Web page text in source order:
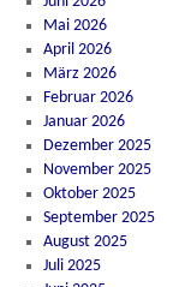
Mai 2026
April 2026
März 2026
Februar 2026
Januar 2026
Dezember 2025
November 2025
Oktober 2025
September 2025
August 2025
Juli 2025